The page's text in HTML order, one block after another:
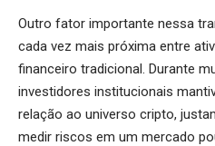
Outro fator importante nessa
cada vez mais próxima entre
financeiro tradicional. Durante
investidores institucionais
relação ao universo cripto,
medir riscos em um mercado